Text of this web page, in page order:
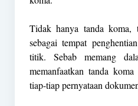
Tidak hanya tanda koma,
sebagai tempat
titik. Sebab memang
memanfaatkan tanda
tiap-tiap pernyataan